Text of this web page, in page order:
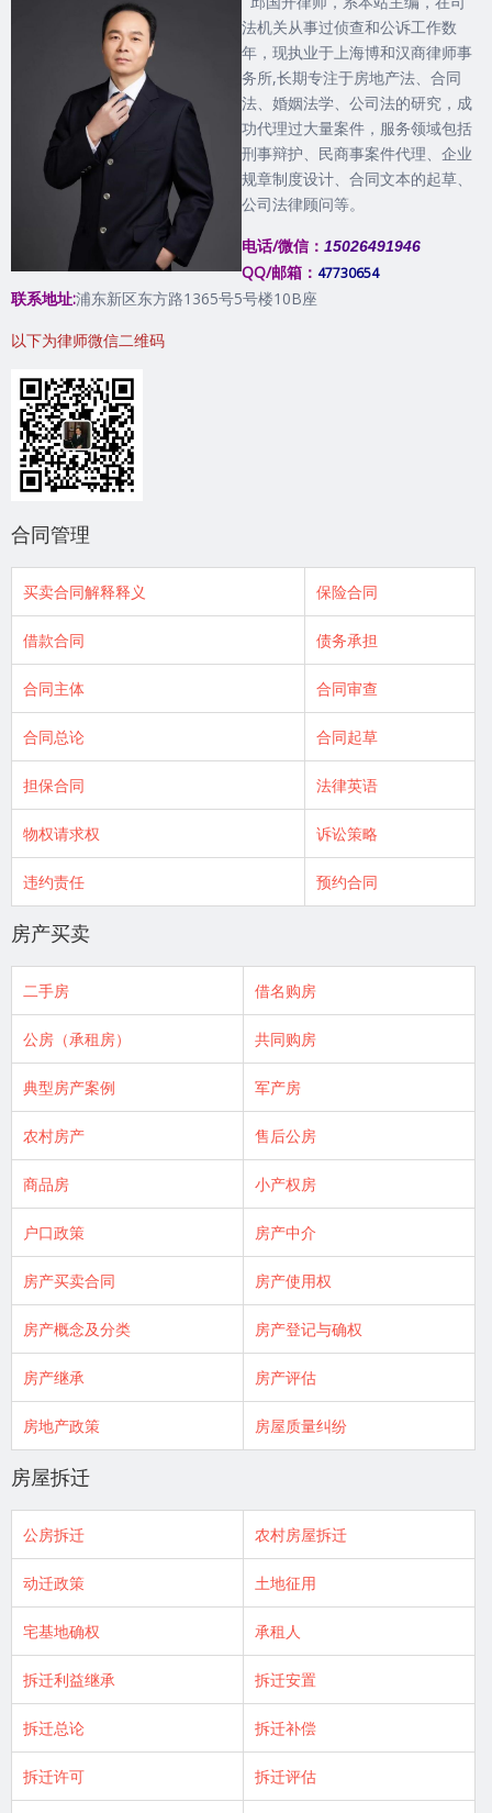
法机关从事过侦查和公诉工作数
年，现执业于上海博和汉商律师事
务所,长期专注于房地产法、合同
法、婚姻法学、公司法的研究，成
功代理过大量案件，服务领域包括
刑事辩护、民商事案件代理、企业
规章制度设计、合同文本的起草、
公司法律顾问等。
电话/微信： 15026491946
QQ/邮箱： 47730654
联系地址:浦东新区东方路1365号5号楼10B座
以下为律师微信二维码
合同管理
买卖合同解释释义 保险合同
借款合同 债务承担
合同主体 合同审查
合同总论 合同起草
担保合同 法律英语
物权请求权 诉讼策略
违约责任 预约合同
房产买卖
二手房 借名购房
公房（承租房） 共同购房
典型房产案例 军产房
农村房产 售后公房
商品房 小产权房
户口政策 房产中介
房产买卖合同 房产使用权
房产概念及分类 房产登记与确权
房产继承 房产评估
房地产政策 房屋质量纠纷
房屋拆迁
公房拆迁 农村房屋拆迁
动迁政策 土地征用
宅基地确权 承租人
拆迁利益继承 拆迁安置
拆迁总论 拆迁补偿
拆迁许可 拆迁评估